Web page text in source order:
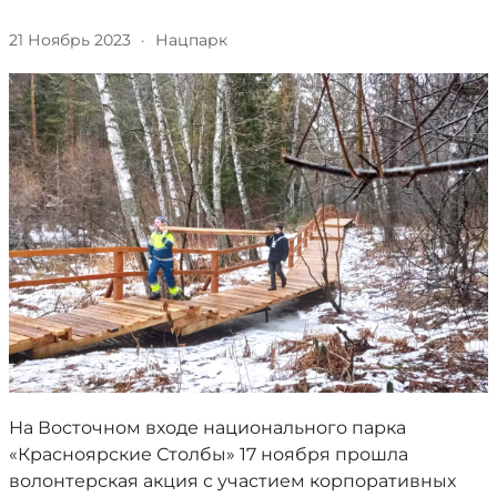
21 Ноябрь 2023 · Нацпарк
На Восточном входе национального парка
«Красноярские Столбы» 17 ноября прошла
волонтерская акция с участием корпоративных